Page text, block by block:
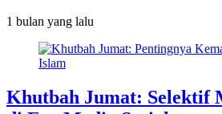
1 bulan yang lalu
Khutbah Jumat: Selektif